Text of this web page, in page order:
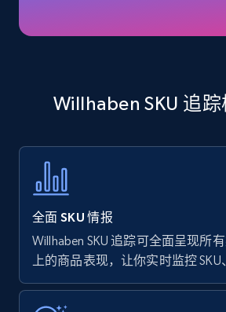
35.2K+ 5.7K+
Amazon products - find
price, Currency, Availability,
more.
5.7K+
Amazon Reviews
Willhaben SKU 追
全面 SKU 情报
Willhaben SKU 追踪可全面呈现所
上的商品表现，让你实时监控 SKU